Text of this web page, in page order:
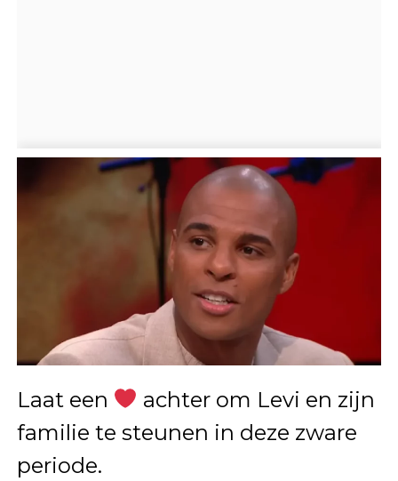
Laat een
achter om Levi en zijn
familie te steunen in deze zware
periode.